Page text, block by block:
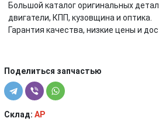
Большой каталог оригинальных
двигатели, КПП, кузовщина и оптика.
Гарантия качества, низкие цены и
Поделиться запчастью
Склад: AP